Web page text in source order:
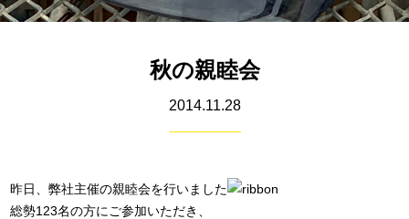
秋の親睦会
2014.11.28
昨日、弊社主催の親睦会を行いました
総勢123名の方にご参加いただき、